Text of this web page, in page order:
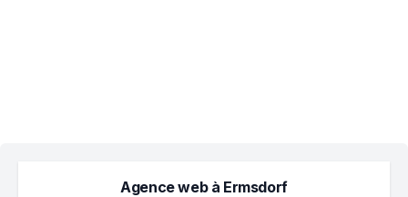
Agence web à Ermsdorf